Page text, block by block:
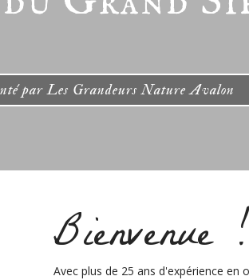
par Les Grandeurs Nature Avalon
Bienvenue !
Avec plus de 25 ans d'expérience en